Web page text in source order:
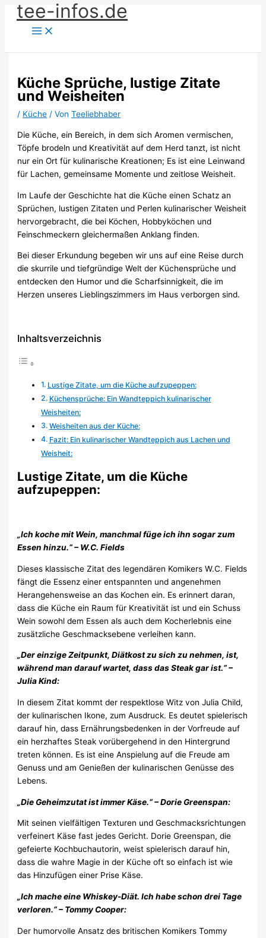
Zum
Inhalt
springen
tee-infos.de
Küche Sprüche, lustige Zitate
und Weisheiten
/ Küche / VonTeeliebhaber
Die Küche, ein Bereich, in dem sich Aromen vermischen,
Töpfe brodeln und Kreativität auf dem Herd tanzt, ist nicht
nur ein Ort für kulinarische Kreationen; Es ist eine Leinwand
für Lachen, gemeinsame Momente und zeitlose Weisheit.
Im Laufe der Geschichte hat die Küche einen Schatz an
Sprüchen, lustigen Zitaten und Perlen kulinarischer Weisheit
hervorgebracht, die bei Köchen, Hobbyköchen und
Feinschmeckern gleichermaßen Anklang finden.
Bei dieser Erkundung begeben wir uns auf eine Reise durch
die skurrile und tiefgründige Welt der Küchensprüche und
entdecken den Humor und die Scharfsinnigkeit, die im
Herzen unseres Lieblingszimmers im Haus verborgen sind.
Inhaltsverzeichnis
Lustige Zitate, um die Küche aufzupeppen:
Küchensprüche: Ein Wandteppich kulinarischer
Weisheiten:
Weisheiten aus der Küche:
Fazit: Ein kulinarischer Wandteppich aus Lachen und
Weisheit:
Lustige Zitate, um die Küche
aufzupeppen:
„Ich koche mit Wein, manchmal füge ich ihn sogar zum
Essen hinzu.“ – W.C. Fields
Dieses klassische Zitat des legendären Komikers W.C. Fields
fängt die Essenz einer entspannten und angenehmen
Herangehensweise an das Kochen ein. Es erinnert daran,
dass die Küche ein Raum für Kreativität ist und ein Schuss
Wein sowohl dem Essen als auch dem Kocherlebnis eine
zusätzliche Geschmacksebene verleihen kann.
„Der einzige Zeitpunkt, Diätkost zu sich zu nehmen, ist,
während man darauf wartet, dass das Steak gar ist.“ –
Julia Kind:
In diesem Zitat kommt der respektlose Witz von Julia Child,
der kulinarischen Ikone, zum Ausdruck. Es deutet spielerisch
darauf hin, dass Ernährungsbedenken in der Vorfreude auf
ein herzhaftes Steak vorübergehend in den Hintergrund
treten können. Es ist eine Anspielung auf die Freude am
Genuss und am Genießen der kulinarischen Genüsse des
Lebens.
„Die Geheimzutat ist immer Käse.“ – Dorie Greenspan:
Mit seinen vielfältigen Texturen und Geschmacksrichtungen
verfeinert Käse fast jedes Gericht. Dorie Greenspan, die
gefeierte Kochbuchautorin, weist spielerisch darauf hin,
dass die wahre Magie in der Küche oft so einfach ist wie
das Hinzufügen einer Prise Käse.
„Ich mache eine Whiskey-Diät. Ich habe schon drei Tage
verloren.“ – Tommy Cooper:
Der humorvolle Ansatz des britischen Komikers Tommy